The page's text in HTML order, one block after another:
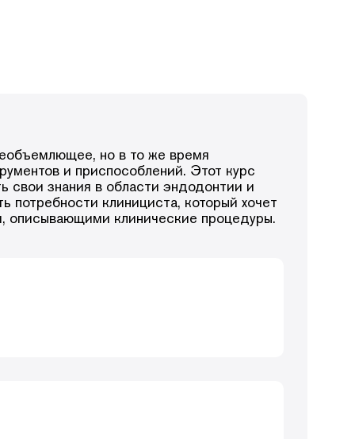
инновационного научно-
но в то же время
и приспособлений. Этот курс
свои знания в области эндодонтии и
потребности клинициста, который хочет
описывающими клинические процедуры.